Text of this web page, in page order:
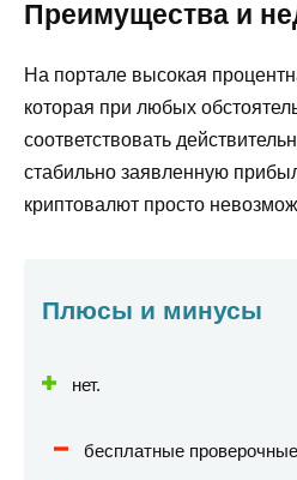
Преимущества и
На портале высокая
которая при любых
соответствовать
стабильно заявленную
криптовалют просто
Плюсы и минусы
нет.
бесплатные